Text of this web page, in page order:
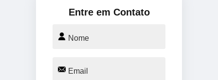
Entre em Contato